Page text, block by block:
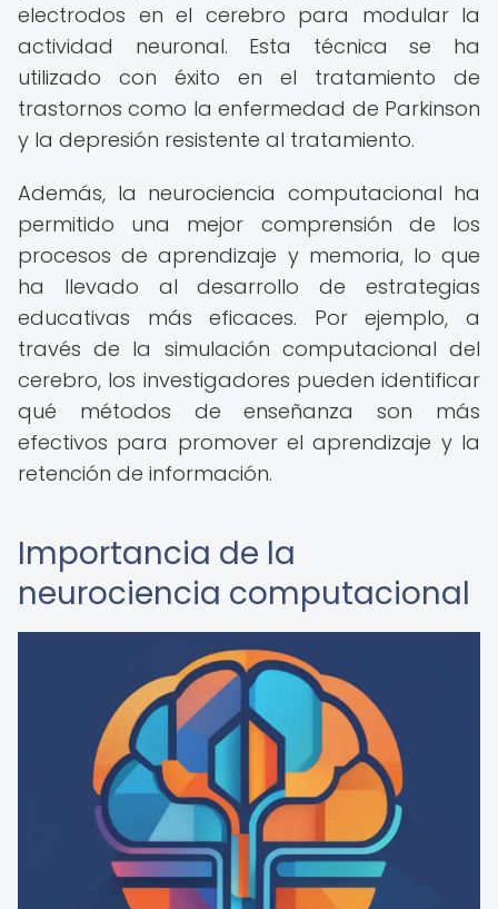
electrodos en el cerebro para modular la
actividad neuronal. Esta técnica se ha
utilizado con éxito en el tratamiento de
trastornos como la enfermedad de Parkinson
y la depresión resistente al tratamiento.
Además, la neurociencia computacional ha
permitido una mejor comprensión de los
procesos de aprendizaje y memoria, lo que
ha llevado al desarrollo de estrategias
educativas más eficaces. Por ejemplo, a
través de la simulación computacional del
cerebro, los investigadores pueden identificar
qué métodos de enseñanza son más
efectivos para promover el aprendizaje y la
retención de información.
Importancia de la
neurociencia computacional